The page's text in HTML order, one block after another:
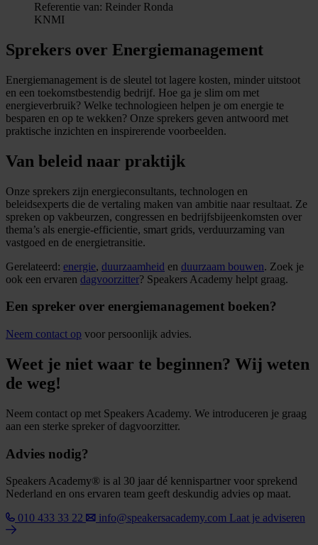
Referentie van: Reinder Ronda
KNMI
Sprekers over Energiemanagement
Energiemanagement is de sleutel tot lagere kosten, minder uitstoot
en een toekomstbestendig bedrijf. Hoe ga je slim om met
energieverbruik? Welke technologieen helpen je om energie te
besparen en op te wekken? Onze sprekers geven antwoord met
praktische inzichten en inspirerende voorbeelden.
Van beleid naar praktijk
Onze sprekers zijn energieconsultants, technologen en
beleidsexperts die de vertaling maken van ambitie naar resultaat. Ze
spreken op vakbeurzen, congressen en bedrijfsbijeenkomsten over
thema’s als energie-efficientie, smart grids, verduurzaming van
vastgoed en de energietransitie.
Gerelateerd: energie, duurzaamheid en duurzaam bouwen. Zoek je
ook een ervaren dagvoorzitter? Speakers Academy helpt graag.
Een spreker over energiemanagement boeken?
Neem contact op voor persoonlijk advies.
Weet je niet waar te beginnen? Wij weten
de weg!
Neem contact op met Speakers Academy. We introduceren je graag
aan een sterke spreker of dagvoorzitter.
Advies nodig?
Speakers Academy® is al 30 jaar dé kennispartner voor sprekend
Nederland en ons ervaren team geeft deskundig advies op maat.
010 433 33 22
info@speakersacademy.com Laat je adviseren